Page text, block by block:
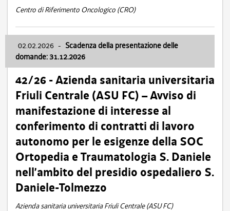
Centro di Riferimento Oncologico (CRO)
02.02.2026 - Scadenza della presentazione delle
domande: 31.12.2026
42/26 - Azienda sanitaria universitaria
Friuli Centrale (ASU FC) – Avviso di
manifestazione di interesse al
conferimento di contratti di lavoro
autonomo per le esigenze della SOC
Ortopedia e Traumatologia S. Daniele
nell’ambito del presidio ospedaliero S.
Daniele-Tolmezzo
Azienda sanitaria universitaria Friuli Centrale (ASU FC)